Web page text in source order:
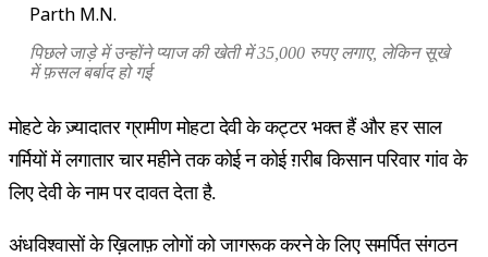
Parth M.N.
पिछले जाड़े में उन्होंने प्याज की खेती में 35,000 रुपए लगाए, लेकिन सूखे
में फ़सल बर्बाद हो गई
मोहटे के ज़्यादातर ग्रामीण मोहटा देवी के कट्टर भक्त हैं और हर साल
गर्मियों में लगातार चार महीने तक कोई न कोई ग़रीब किसान परिवार गांव के
लिए देवी के नाम पर दावत देता है.
अंधविश्वासों के ख़िलाफ़ लोगों को जागरूक करने के लिए समर्पित संगठन